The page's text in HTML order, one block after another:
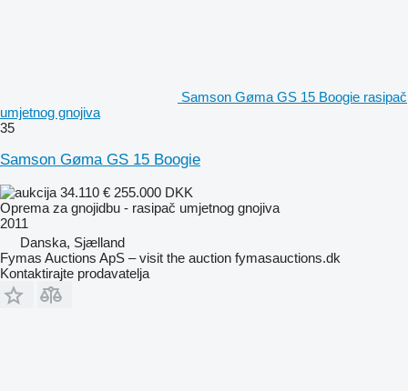
Samson Gøma GS 15 Boogie rasipač
umjetnog gnojiva
35
Samson Gøma GS 15 Boogie
34.110 € 255.000 DKK
Oprema za gnojidbu - rasipač umjetnog gnojiva
2011
Danska, Sjælland
Fymas Auctions ApS – visit the auction fymasauctions.dk
Kontaktirajte prodavatelja